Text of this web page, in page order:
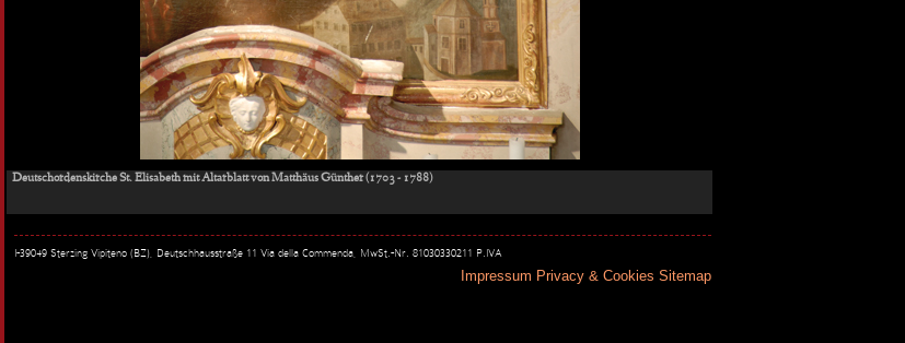
Deutschordenskirche St. Elisabeth mit Altarblatt von Matthäus Günther (1703 - 1788)
I-39049 Sterzing Vipiteno (BZ), Deutschhausstraße 11 Via della Commenda, MwSt.-Nr. 81030330211 P.IVA
Impressum Privacy & Cookies Sitemap